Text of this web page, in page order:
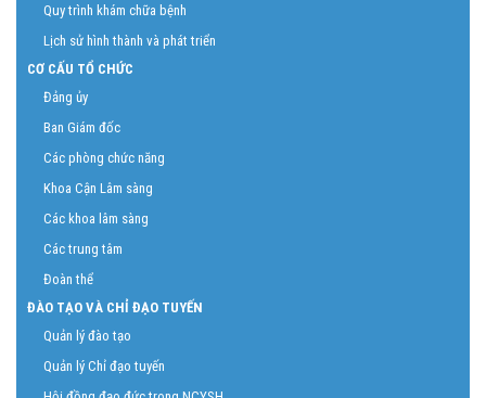
Quy trình khám chữa bệnh
Lịch sử hình thành và phát triển
CƠ CẤU TỔ CHỨC
Đảng ủy
Ban Giám đốc
Các phòng chức năng
Khoa Cận Lâm sàng
Các khoa lâm sàng
Các trung tâm
Đoàn thể
ĐÀO TẠO VÀ CHỈ ĐẠO TUYẾN
Quản lý đào tạo
Quản lý Chỉ đạo tuyến